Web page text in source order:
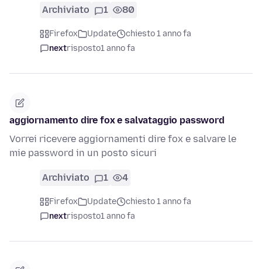
Archiviato 1 80
Firefox Update
chiesto 1 anno fa
nextrisposto1 anno fa
aggiornamento dire fox e salvataggio password
Vorrei ricevere aggiornamenti dire fox e salvare le
mie password in un posto sicuri
Archiviato 1 4
Firefox Update
chiesto 1 anno fa
nextrisposto1 anno fa